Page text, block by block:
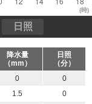
(時)
日照
降水量
（mm）
日照
（分）
0
0
1.5
0